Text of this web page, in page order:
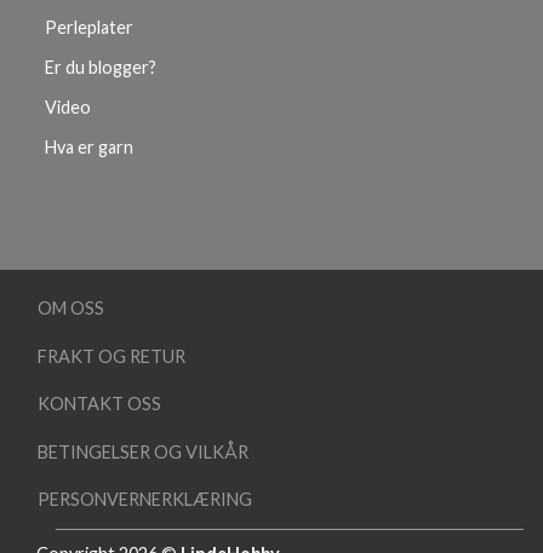
Perleplater
Er du blogger?
Video
Hva er garn
OM OSS
FRAKT OG RETUR
KONTAKT OSS
BETINGELSER OG VILKÅR
PERSONVERNERKLÆRING